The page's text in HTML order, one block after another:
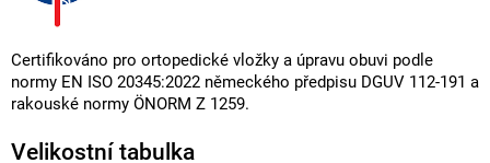
Certifikováno pro ortopedické vložky a úpravu obuvi podle
normy EN ISO 20345:2022 německého předpisu DGUV 112-191 a
rakouské normy ÖNORM Z 1259.
Velikostní tabulka